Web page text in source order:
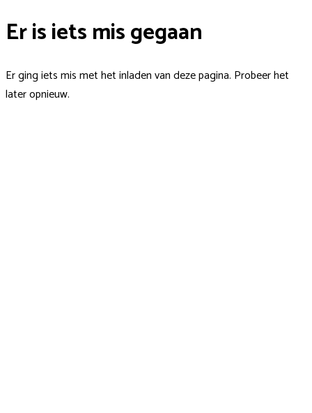
Er is iets mis gegaan
Er ging iets mis met het inladen van deze pagina. Probeer het
later opnieuw.